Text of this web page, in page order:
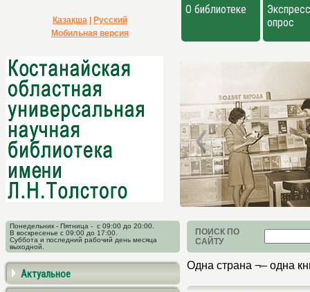
Қазақша
Русский
Мобильная версия
О библиотеке
опрос
Понедельник - Пятница - с 09:00 до 20:00.
В воскресенье с 09:00 до 17:00.
Суббота и последний рабочий день месяца
выходной.
ПОИСК ПО
САЙТУ
Актуальное
Одна страна ¬– одна